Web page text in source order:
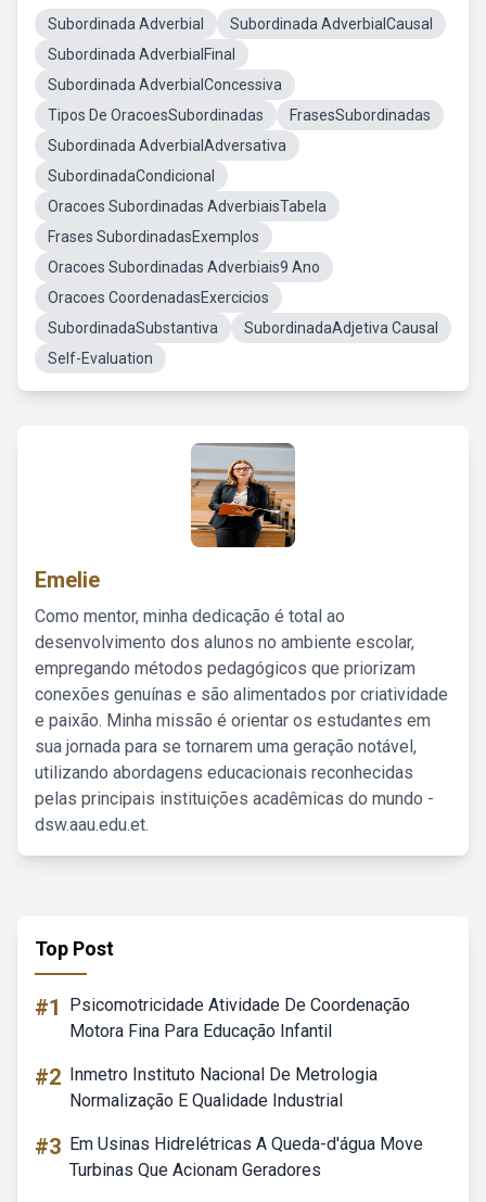
Subordinada Adverbial
Subordinada AdverbialCausal
Subordinada AdverbialFinal
Subordinada AdverbialConcessiva
Tipos De OracoesSubordinadas
FrasesSubordinadas
Subordinada AdverbialAdversativa
SubordinadaCondicional
Oracoes Subordinadas AdverbiaisTabela
Frases SubordinadasExemplos
Oracoes Subordinadas Adverbiais9 Ano
Oracoes CoordenadasExercicios
SubordinadaSubstantiva
SubordinadaAdjetiva Causal
Self-Evaluation
Emelie
Como mentor, minha dedicação é total ao
desenvolvimento dos alunos no ambiente escolar,
empregando métodos pedagógicos que priorizam
conexões genuínas e são alimentados por criatividade
e paixão. Minha missão é orientar os estudantes em
sua jornada para se tornarem uma geração notável,
utilizando abordagens educacionais reconhecidas
pelas principais instituições acadêmicas do mundo -
dsw.aau.edu.et.
Top Post
#1
Psicomotricidade Atividade De Coordenação
Motora Fina Para Educação Infantil
#2 Inmetro Instituto Nacional De Metrologia
Normalização E Qualidade Industrial
#3 Em Usinas Hidrelétricas A Queda-d'água Move
Turbinas Que Acionam Geradores